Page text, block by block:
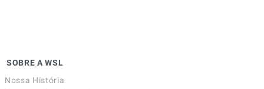
SOBRE A WSL
Nossa História